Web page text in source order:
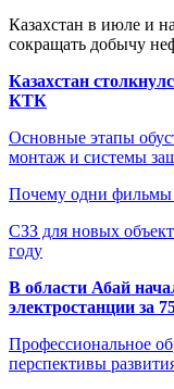
Казахстан в июле и
сокращать добычу
Казахстан
КТК
Основные этапы
монтаж и системы
Почему одни фильмы
СЗЗ для новых
году
В области Абай
электростанции за
Профессиональное
перспективы